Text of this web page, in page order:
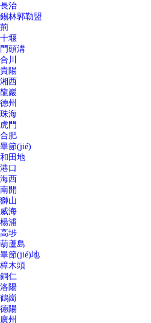
長治
錫林郭勒盟
荊
十堰
門頭溝
合川
貴陽
湘西
龍巖
德州
珠海
虎門
合肥
畢節(jié)
和田地
港口
海西
南開
獅山
威海
楊浦
高埗
葫蘆島
畢節(jié)地
樟木頭
銅仁
洛陽
鶴崗
德陽
廣州